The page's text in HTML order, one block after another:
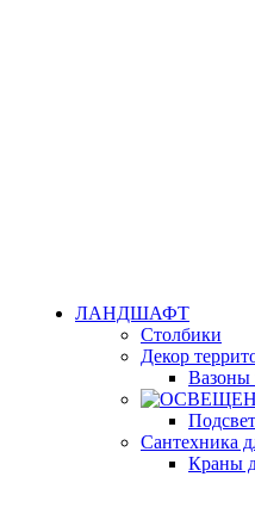
ЛАНДШАФТ
Столбики
Декор
Вазоны
Сантехника
Краны